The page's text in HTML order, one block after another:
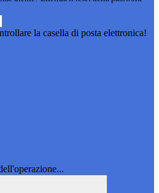
la casella di posta elettronica!